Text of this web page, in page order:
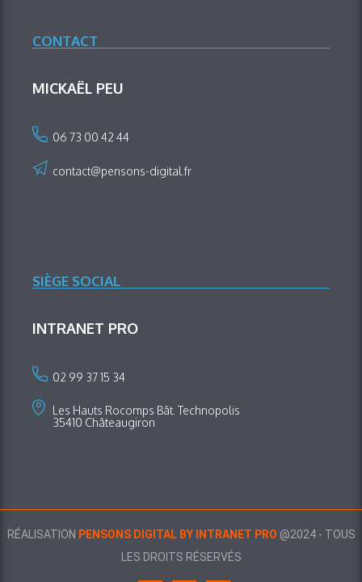
CONTACT
MICKAËL PEU
06 73 00 42 44
contact@pensons-digital.fr
SIÈGE SOCIAL
INTRANET PRO
02 99 37 15 34
Les Hauts Rocomps Bât. Technopolis
35410 Châteaugiron
RÉALISATION PENSONS DIGITAL BY INTRANET PRO @2024 - TOUS
LES DROITS RÉSERVÉS